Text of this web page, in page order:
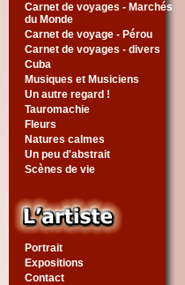
Carnet de voyages - Marchés
du Monde
Carnet de voyage - Pérou
Carnet de voyages - divers
Cuba
Musiques et Musiciens
Un autre regard !
Tauromachie
Fleurs
Natures calmes
Un peu d'abstrait
Scènes de vie
Portrait
Expositions
Contact